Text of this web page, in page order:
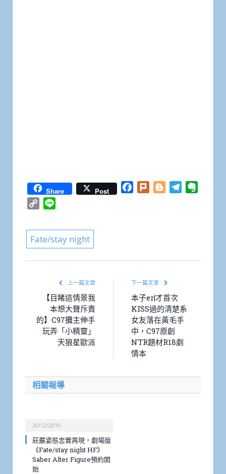
Share Post Facebook
Plurk BloggerTelegram
Copy
Fate/stay night
上一篇文章
【目睹這情景我
本想大聲斥責
的】C97攤主伸手
玩弄「小精靈」
天狼星歐派
下一篇文章
本子er|才首次
KISS過的清楚系
女友落在黃毛手
中，C97原創
NTR題材R18劇
情本
相關報導
20/12/2019
莊嚴姿態忠實再現，劇場版
《Fate/stay night HF》
Saber Alter Figure預約開
始